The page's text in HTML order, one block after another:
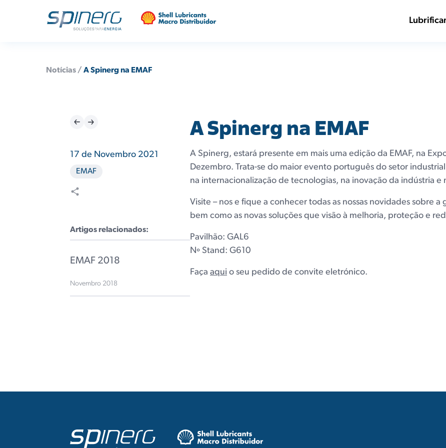
Notícias / A Spinerg na EMAF
17 de Novembro 2021
EMAF
Artigos relacionados:
EMAF 2018
Novembro 2018
A Spinerg na EMAF
A Spinerg, estará presente em mais uma edição da EMAF, na
Dezembro. Trata-se do maior evento português do setor
na internacionalização de tecnologias, na inovação da indústria
Visite – nos e fique a conhecer todas as nossas novidades sobre
bem como as novas soluções que visão à melhoria, proteção e
Pavilhão: GAL6
Nº Stand: G610
Faça aqui o seu pedido de convite eletrónico.